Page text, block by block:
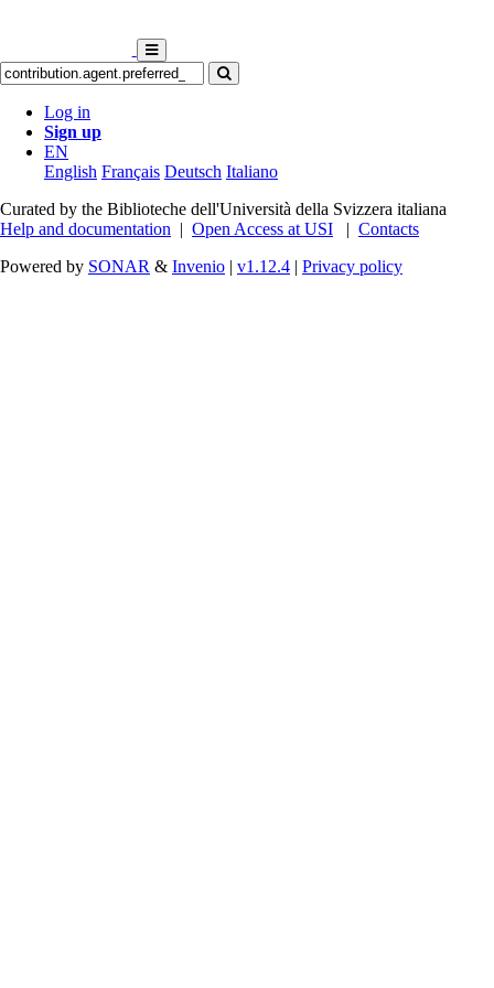
Log in
Sign up
EN
English Français Deutsch Italiano
Curated by the Biblioteche dell'Università della Svizzera italiana
Help and documentation | Open Access at USI | Contacts
Powered by SONAR & Invenio | v1.12.4 | Privacy policy